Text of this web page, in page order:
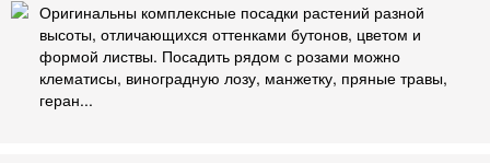
Оригинальны комплексные посадки растений разной
высоты, отличающихся оттенками бутонов, цветом и
формой листвы. Посадить рядом с розами можно
клематисы, виноградную лозу, манжетку, пряные травы,
геран...